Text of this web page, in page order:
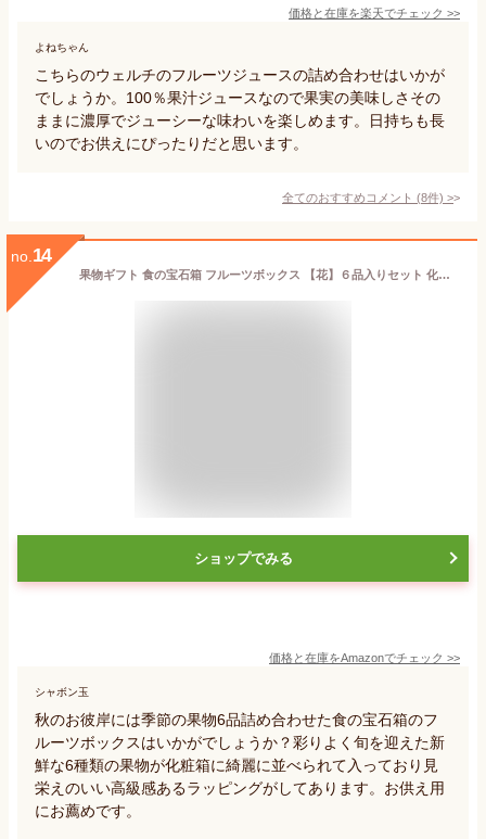
価格と在庫を楽天でチェック >>
よねちゃん
こちらのウェルチのフルーツジュースの詰め合わせはいかが
でしょうか。100％果汁ジュースなので果実の美味しさその
ままに濃厚でジューシーな味わいを楽しめます。日持ちも長
いのでお供えにぴったりだと思います。
全てのおすすめコメント (8件) >
no. 14
果物ギフト 食の宝石箱 フルーツボックス 【花】６品入りセット 化粧箱 詰め合わせ フルーツセット 御歳暮 お祝 プレゼント 内祝い 誕生日 御見舞 お供え 敬老の日 お中元
ショップでみる
価格と在庫をAmazonでチェック >>
シャボン玉
秋のお彼岸には季節の果物6品詰め合わせた食の宝石箱のフ
ルーツボックスはいかがでしょうか？彩りよく旬を迎えた新
鮮な6種類の果物が化粧箱に綺麗に並べられて入っており見
栄えのいい高級感あるラッピングがしてあります。お供え用
にお薦めです。